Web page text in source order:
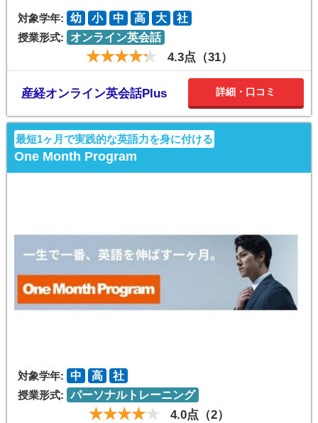
対象学年: 幼 小 中 高 大
社
授業形式:
オンライン英会話
4.3点（31）
産経オンライン英会話Plus 詳細・口コミ
最短1ヶ月で実践的な英語力を身に付ける
One Month Program
対象学年: 中 高
社
授業形式: パーソナルトレーニング
4.0点（2）